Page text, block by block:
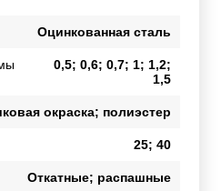
Оцинкованная сталь
0,5; 0,6; 0,7; 1; 1,2;
1,5
окраска; полиэстер
25; 40
Откатные; распашные